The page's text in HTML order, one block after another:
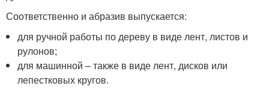
Соответственно и абразив выпускается:
для ручной работы по дереву в виде лент, листов и
рулонов;
для машинной – также в виде лент, дисков или
лепестковых кругов.